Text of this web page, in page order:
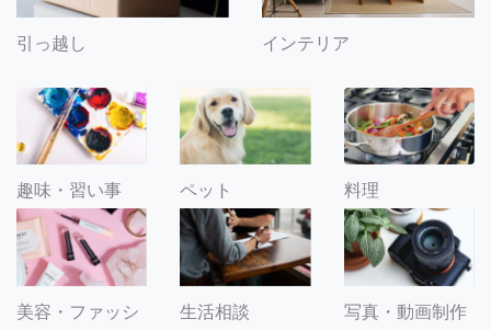
引っ越し インテリア
趣味・習い事 ペット 料理
美容・ファッシ
生活相談 写真・動画制作